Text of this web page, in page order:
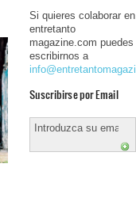
Si quieres colaborar en
entretanto
magazine.com puedes
escribirnos a
Suscribirse por Email